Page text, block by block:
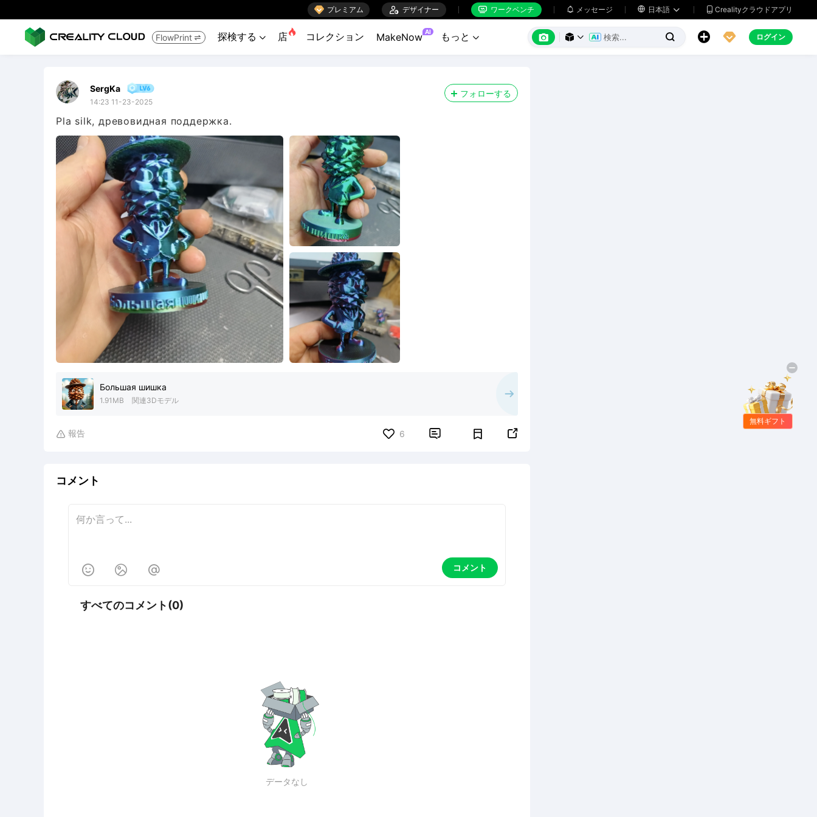
 プレミアム  デザイナー  ワークベンチ  メッセージ  日本語   Crealityクラウドアプリ
FlowPrint  探検する  店 コレクション MakeNow AI もっと        ログイン
SergKa
14:23 11-23-2025
フォローする
Pla silk, древовидная поддержка.
Большая шишка
1.91MB 関連3Dモデル
 報告 6  
コメント
   コメント
すべてのコメント(0)
データなし
無料ギフト